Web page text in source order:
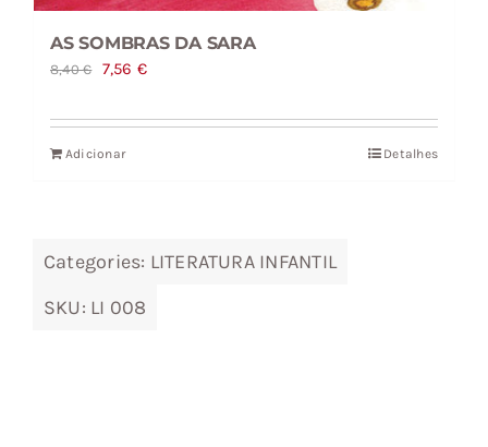
AS SOMBRAS DA SARA
8,40€
O
original
era:
7,56 €O
atual
Adicionar Detalhes
Categories: LITERATURA INFANTIL
SKU: LI 008